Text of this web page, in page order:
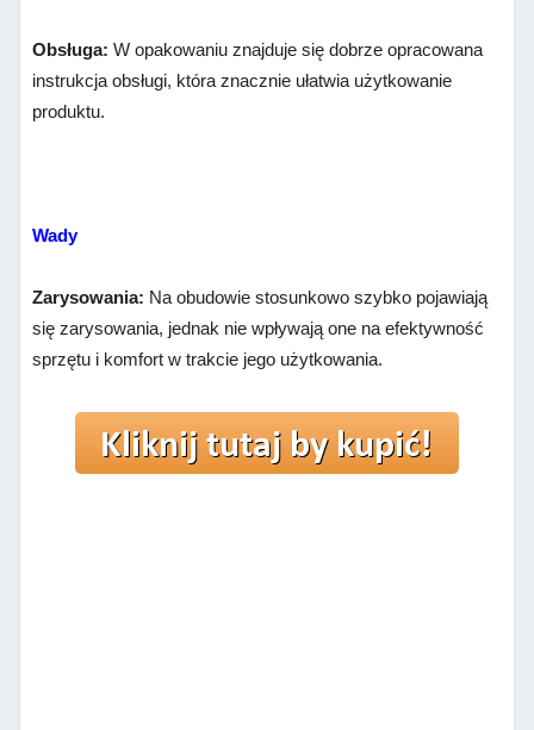
Obsługa: W opakowaniu znajduje się dobrze opracowana
instrukcja obsługi, która znacznie ułatwia użytkowanie
produktu.
Wady
Zarysowania: Na obudowie stosunkowo szybko pojawiają
się zarysowania, jednak nie wpływają one na efektywność
sprzętu i komfort w trakcie jego użytkowania.